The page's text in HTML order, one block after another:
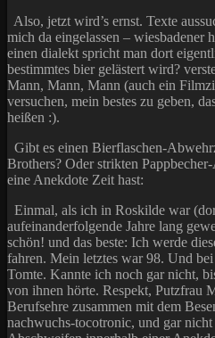
Also, jetzt wird’s ernst. Texte
mich da eingelassen – wiesbadener
einen dialekt spricht man dort
bestimmtes bier gelästert wird?
Mann, Mann, Mann (auch ein
versuchen, mein bestes zu geben,
heißen :).
Gibt es einen Bierflaschen-
Brothers? Oder strikten
eine Anekdote Zeit hast:
Einmal, als ich in Roskilde war
aufeinanderfolgende Jahre lang
schön! und das beste: Ich werde
fahren. Mein letztes war 98. Und
Tomte. Kannte ich noch gar nicht,
von ihnen hörte. Respekt, Putzfrau
Berufsehre zusammen mit dem
nachwuchs-tocotronic, und gar